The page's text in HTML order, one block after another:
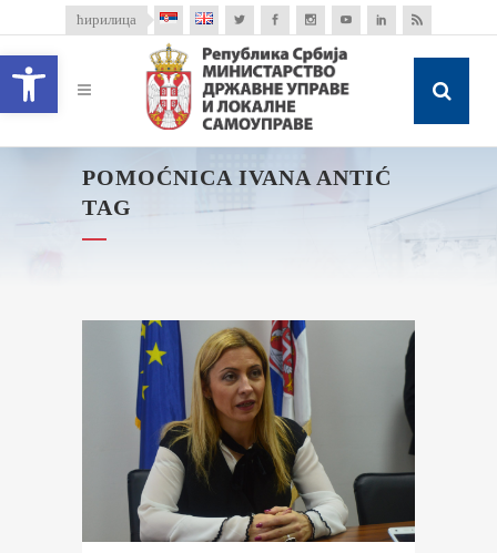
Open toolbar
ћирилица
POMOĆNICA IVANA ANTIĆ
TAG